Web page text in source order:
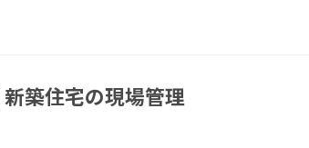
築住宅の現場管理